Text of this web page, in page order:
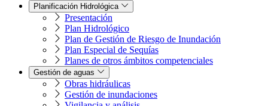
Planificación Hidrológica
Presentación
Plan Hidrológico
Plan de Gestión de Riesgo de Inundación
Plan Especial de Sequías
Planes de otros ámbitos competenciales
Gestión de aguas
Obras hidráulicas
Gestión de inundaciones